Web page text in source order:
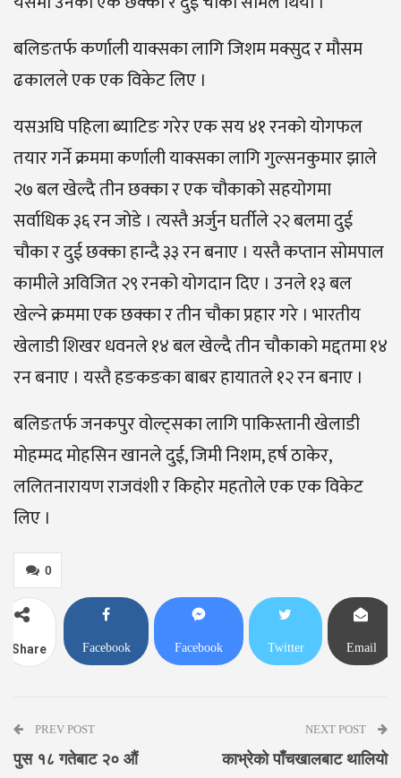
बलिङतर्फ कर्णाली याक्सका लागि जिशम मक्सुद र मौसम
ढकालले एक एक विकेट लिए ।
यसअघि पहिला ब्याटिङ गरेर एक सय ४१ रनको योगफल
तयार गर्ने क्रममा कर्णाली याक्सका लागि गुल्सनकुमार झाले
२७ बल खेल्दै तीन छक्का र एक चौकाको सहयोगमा
सर्वाधिक ३६ रन जोडे । त्यस्तै अर्जुन घर्तीले २२ बलमा दुई
चौका र दुई छक्का हान्दै ३३ रन बनाए । यस्तै कप्तान सोमपाल
कामीले अविजित २९ रनको योगदान दिए । उनले १३ बल
खेल्ने क्रममा एक छक्का र तीन चौका प्रहार गरे । भारतीय
खेलाडी शिखर धवनले १४ बल खेल्दै तीन चौकाको मद्दतमा १४
रन बनाए । यस्तै हङकङका बाबर हायातले १२ रन बनाए ।
बलिङतर्फ जनकपुर वोल्ट्सका लागि पाकिस्तानी खेलाडी
मोहम्मद मोहसिन खानले दुई, जिमी निशम, हर्ष ठाकेर,
ललितनारायण राजवंशी र किहोर महतोले एक एक विकेट
लिए ।
0
Share Facebook Facebook Twitter Email
PREV POST
पुस १८ गतेबाट २० औं
NEXT POST
काभ्रेको पाँचखालबाट थालियो